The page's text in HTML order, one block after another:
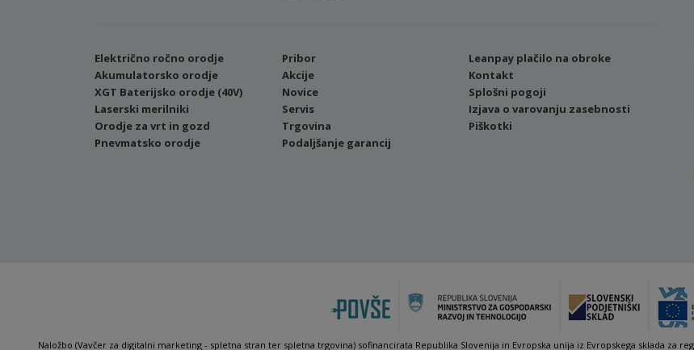
Električno ročno orodje
Akumulatorsko orodje
XGT Baterijsko orodje (40V)
Laserski merilniki
Orodje za vrt in gozd
Pnevmatsko orodje
Pribor
Akcije
Novice
Servis
Trgovina
Podaljšanje garancij
Leanpay plačilo na obroke
Kontakt
Splošni pogoji
Izjava o varovanju zasebnosti
Piškotki
Naložbo (Vavčer za digitalni marketing - spletna stran ter spletna trgovina) sofinancirata Republika Slovenija in Evropska unija iz Evropskega sklada za